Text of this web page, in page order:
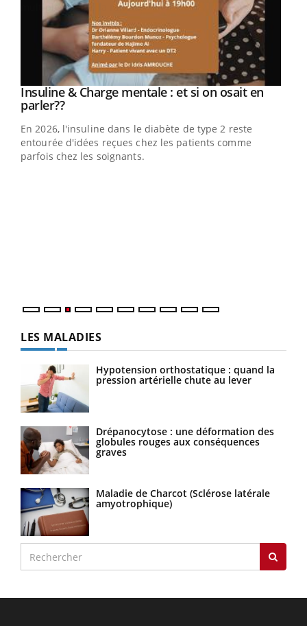
Youtube
Insuline & Charge mentale : et si on osait en
parler??Youtube
En 2026, l'insuline dans le diabète de type 2 reste
entourée d'idées reçues chez les patients comme
parfois chez les soignants.
LES MALADIES
Hypotension orthostatique : quand la
pression artérielle chute au lever
Drépanocytose : une déformation des
globules rouges aux conséquences
graves
Maladie de Charcot (Sclérose latérale
amyotrophique)